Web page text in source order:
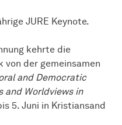
JURE Keynote.
kehrte die
von der gemeinsamen
and Democratic
and Worldviews in
5. Juni in Kristiansand